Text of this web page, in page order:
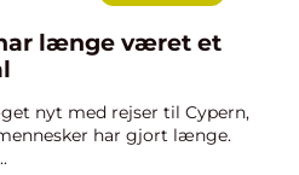
længe været et
nyt med rejser til Cypern,
har gjort længe.